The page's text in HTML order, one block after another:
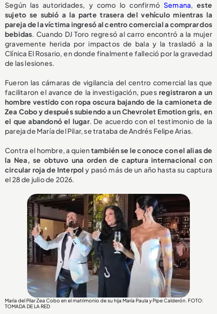
Según las autoridades, y como lo confirmó Semana,este
sujeto se subió a la parte trasera del vehículo mientras la
pareja de la víctima ingresó al centro comercial a comprar dos
bebidas. Cuando DJ Toro regresó al carro encontró a la mujer
gravemente herida por impactos de bala y la trasladó a la
Clínica El Rosario, en donde finalmente falleció por la gravedad
de las lesiones.
Fueron las cámaras de vigilancia del centro comercial las que
facilitaron el avance de la investigación, pues registraron a un
hombre vestido con ropa oscura bajando de la camioneta de
Zea Cobo y después subiendo a un Chevrolet Emotion gris, en
el que abandonó el lugar. De acuerdo con el testimonio de la
pareja de María del Pilar, se trataba de Andrés Felipe Arias.
Contra el hombre, a quientambién se le conoce con el alias de
la Nea, se obtuvo una orden de captura internacional con
circular roja de Interpol y pasó más de un año hasta su captura
el 28 de julio de 2026.
María del Pilar Zea Cobo en el matrimonio de su hija María Paula y Pipe Calderón. FOTO:
TOMADA DE LA RED